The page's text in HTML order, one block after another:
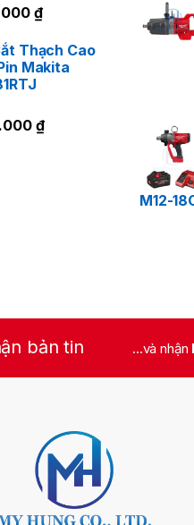
₫
Thạch Cao
Makita
₫
M12-
bản tin ...và nhận